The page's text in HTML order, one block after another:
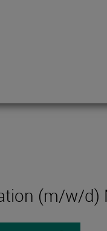
(m/w/d)